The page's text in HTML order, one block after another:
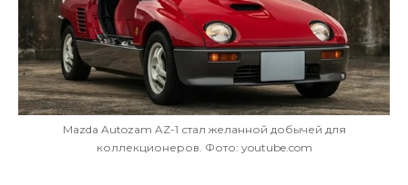
Mazda Autozam AZ-1 стал желанной добычей для
коллекционеров. Фото: youtube.com